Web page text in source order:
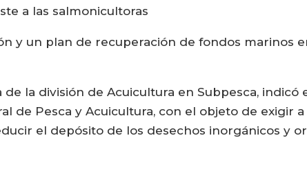
a las salmonicultoras
y un plan de recuperación de fondos marinos
de la división de Acuicultura en Subpesca,
de Pesca y Acuicultura, con el objeto de exigir
el depósito de los desechos inorgánicos y